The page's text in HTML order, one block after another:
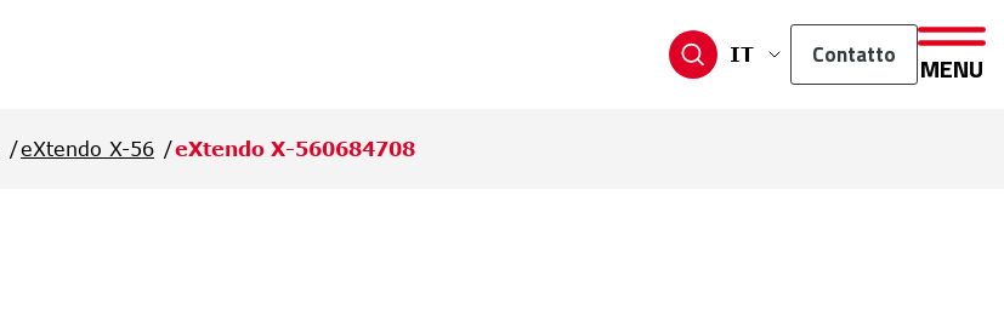
IT
Contatto MENU
eXtendo X-56 eXtendo X-560684708